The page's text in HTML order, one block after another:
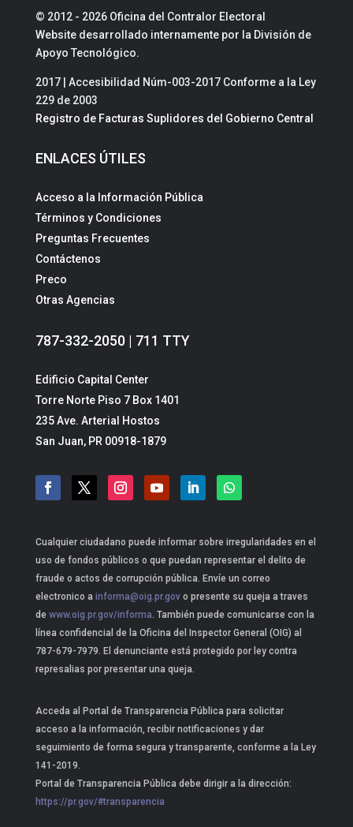
© 2012 - 2026 Oficina del Contralor Electoral
Website desarrollado internamente por la División de
Apoyo Tecnológico.
2017 | Accesibilidad Núm-003-2017 Conforme a la Ley
229 de 2003
Registro de Facturas Suplidores del Gobierno Central
ENLACES ÚTILES
Acceso a la Información Pública
Términos y Condiciones
Preguntas Frecuentes
Contáctenos
Preco
Otras Agencias
787-332-2050 | 711 TTY
Edificio Capital Center
Torre Norte Piso 7 Box 1401
235 Ave. Arterial Hostos
San Juan, PR 00918-1879
Cualquier ciudadano puede informar sobre irregularidades en el
uso de fondos públicos o que puedan representar el delito de
fraude o actos de corrupción pública. Envíe un correo
electronico a informa@oig.pr.govo presente su queja a traves
dewww.oig.pr.gov/informa. También puede comunicarse con la
línea confidencial de la Oficina del Inspector General (OIG) al
787-679-7979. El denunciante está protegido por ley contra
represalias por presentar una queja.
Acceda al Portal de Transparencia Pública para solicitar
acceso a la información, recibir notificaciones y dar
seguimiento de forma segura y transparente, conforme a la Ley
141-2019.
Portal de Transparencia Pública debe dirigir a la dirección:
https://pr.gov/#transparencia